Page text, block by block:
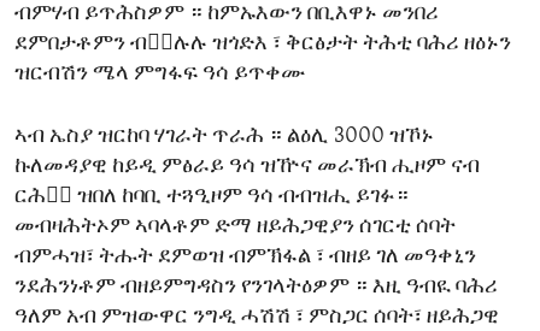
ብምሃብ ይጥሕስዎም ። ከምኡእውን በቢእዋኑ መንበሪ
ደምበታቶምን ብቀ፟ሉሉ ዝጎድእ ፣ ቅርፅታት ትሕቲ ባሕሪ ዘዕኑን
ዝርብሽን ሜላ ምግፋፍ ዓሳ ይጥቀሙ
ኣብ ኤስያ ዝርከባ ሃገራት ጥራሕ ። ልዕሊ 3000 ዝኾኑ
ኩለመዳያዊ ከይዲ ምፅራይ ዓሳ ዝዅና መራኽብ ሒዞም ናብ
ርሕቅ፟ ዝበለ ከባቢ ተጓዒዞም ዓሳ ብብዝሒ ይገፉ።
መብዛሕትኦም ኣባላቶም ድማ ዘይሕጋዊያን ሰገርቲ ሰባት
ብምሓዝ፣ ትሑት ደምወዝ ብምኽፋል ፣ ብዘይ ገለ መዓቀኒን
ንደሕንነቶም ብዘይምግዳስን የንገላትዕዎም ። እዚ ዓብዪ ባሕሪ
ዓለም አብ ምዝውዋር ንግዲ ሓሽሽ ፣ ምስጋር ሰባት፣ ዘይሕጋዊ